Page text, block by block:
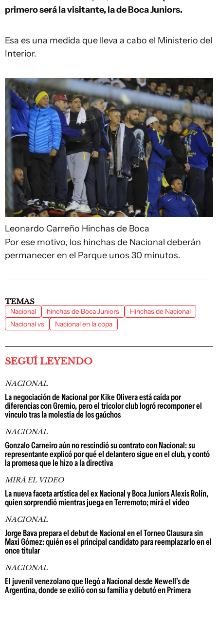
primero será la visitante, la de Boca Juniors.
Esa es una medida que lleva a cabo el Ministerio del
Interior.
Leonardo Carreño Hinchas de Boca
Por ese motivo, los hinchas de Nacional deberán
permanecer en el Parque unos 30 minutos.
TEMAS
Nacional hinchas de Boca Juniors
Hinchas de Nacional
Nacional vs
Nacional en la copa
SEGUÍ LEYENDO
NACIONAL
La negociación de Nacional por Kike Olivera está caída por
diferencias con Gremio, pero el tricolor club logró recomponer el
vínculo tras la molestia de los gaúchos
NACIONAL
Gonzalo Carneiro aún no rescindió su contrato con Nacional: su
representante explicó por qué el delantero sigue en el club, y contó
la promesa que le hizo a la directiva
MIRÁ EL VIDEO
La nueva faceta artística del ex Nacional y Boca Juniors Alexis Rolín,
quien sorprendió mientras juega en Terremoto; mirá el video
NACIONAL
Jorge Bava prepara el debut de Nacional en el Torneo Clausura sin
Maxi Gómez: quién es el principal candidato para reemplazarlo en el
once titular
NACIONAL
El juvenil venezolano que llegó a Nacional desde Newell's de
Argentina, donde se exilió con su familia y debutó en Primera